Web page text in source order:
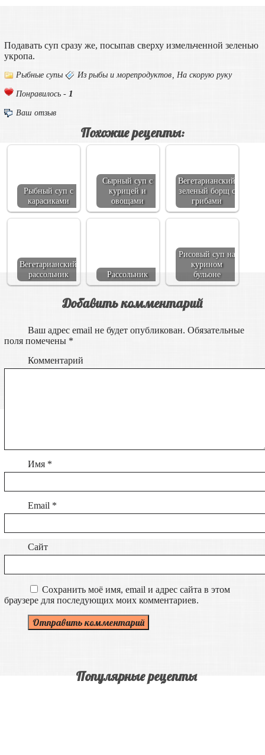
Подавать суп сразу же, посыпав сверху измельченной зеленью
укропа.
Рыбные супы Из рыбы и морепродуктов На скорую руку
Понравилось -1
Ваш отзыв
Похожие рецепты:
Рыбный суп с
карасиками
Сырный суп с
курицей и
овощами
Вегетарианский
зеленый борщ с
грибами
Вегетарианский
рассольник
Рассольник
Рисовый суп на
курином
бульоне
Добавить комментарий
Ваш адрес email не будет опубликован. Обязательные
поля помечены *
Комментарий
Имя *
Email *
Сайт
Сохранить моё имя, email и адрес сайта в этом
браузере для последующих моих комментариев.
Популярные рецепты